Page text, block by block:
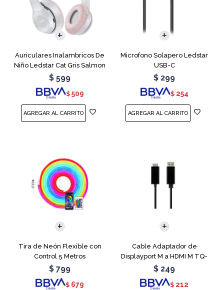
Auriculares Inalambricos De
Niño Ledstar Cat Gris Salmon
$ 599
$ 509
Microfono Solapero Ledstar
USB-C
$ 299
$ 254
Tira de Neón Flexible con
Control 5 Metros
$ 799
$ 679
Cable Adaptador de
Displayport M a HDMI M TQ-
6307
$ 249
$ 212